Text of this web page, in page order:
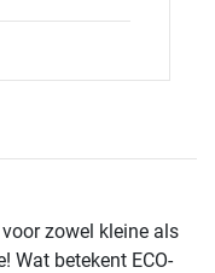
zowel kleine als
Wat betekent ECO-